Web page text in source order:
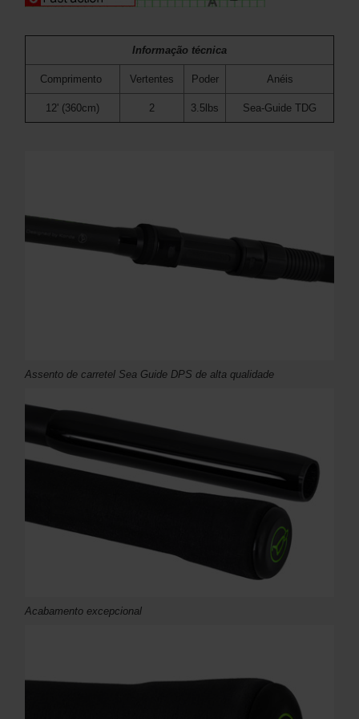
Informação técnica
Comprimento Vertentes Poder Anéis
12' (360cm) 2 3.5lbs Sea-Guide TDG
Assento de carretel Sea Guide DPS de alta qualidade
Acabamento excepcional